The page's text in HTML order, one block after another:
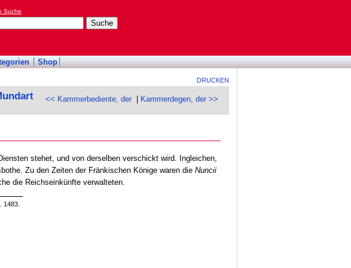
Suche
Shop
DRUCKEN
<< Kammerbediente, der Kammerdegen, der >>
stehet, und von derselben verschickt wird. Ingleichen,
Zu den Zeiten der Fränkischen Könige waren die Nuncii
die Reichseinkünfte verwalteten.
1483.